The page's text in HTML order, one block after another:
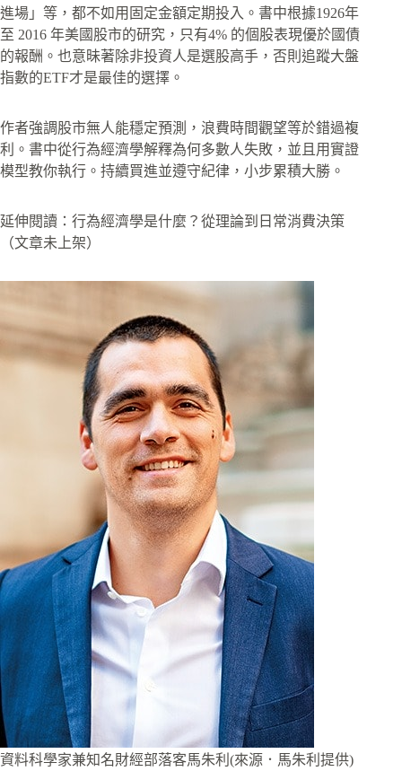
進場」等，都不如用固定金額定期投入。書中根據1926年
至 2016 年美國股市的研究，只有4% 的個股表現優於國債
的報酬。也意昧著除非投資人是選股高手，否則追蹤大盤
指數的ETF才是最佳的選擇。
作者強調股市無人能穩定預測，浪費時間觀望等於錯過複
利。書中從行為經濟學解釋為何多數人失敗，並且用實證
模型教你執行。持續買進並遵守紀律，小步累積大勝。
延伸閱讀：行為經濟學是什麼？從理論到日常消費決策
（文章未上架）
資料科學家兼知名財經部落客馬朱利(來源．馬朱利提供)